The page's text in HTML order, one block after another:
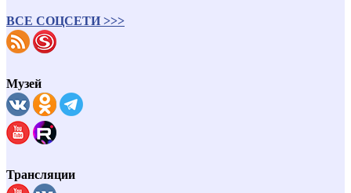
ВСЕ СОЦСЕТИ >>>
Музей
Трансляции